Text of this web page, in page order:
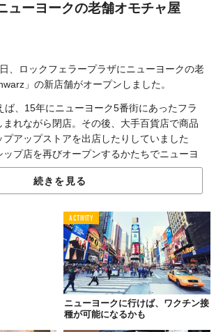
ューヨークの老舗オモチャ屋
、ロックフェラープラザにニューヨークの老
」の新店舗がオープンしました。
ば、15年にニューヨーク5番街にあったフラ
まれながら閉店。その後、大手百貨店で商品
プアップストアを出店したりしていました
プ店を再びオープンするかたちでニューヨ
ました。
トは大盛況。以前の店舗は『ホーム・アロー
とでしょう。ちなみに、映画『ビッグ』に登
物として有名な巨大鍵盤「THE BIG PIANO」
もちろんロケーションとして大人も子どもも
の国」。ニューヨークへ訪れる機会があった
みてください。気づいたら童心に返っている
続きを見る
ACTIVITY
ニューヨークに行けば、ワクチン接
種が可能になるかも